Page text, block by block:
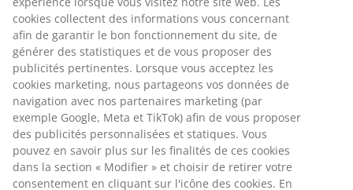
cookies collectent des informations vous concernant
afin de garantir le bon fonctionnement du site, de
générer des statistiques et de vous proposer des
publicités pertinentes. Lorsque vous acceptez les
cookies marketing, nous partageons vos données de
navigation avec nos partenaires marketing (par
exemple Google, Meta et TikTok) afin de vous proposer
des publicités personnalisées et statiques. Vous
pouvez en savoir plus sur les finalités de ces cookies
dans la section « Modifier » et choisir de retirer votre
consentement en cliquant sur l'icône des cookies. En